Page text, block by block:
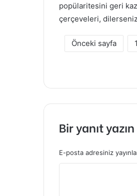
popülaritesini geri
çerçeveleri,
Önceki sayfa 1
Bir yanıt yazın
E-posta adresiniz